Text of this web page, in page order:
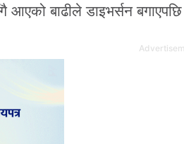
आएको बाढीले डाइभर्सन